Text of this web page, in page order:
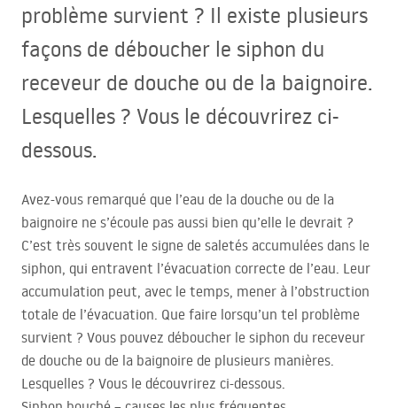
problème survient ? Il existe plusieurs
façons de déboucher le siphon du
receveur de douche ou de la baignoire.
Lesquelles ? Vous le découvrirez ci-
dessous.
Avez-vous remarqué que l’eau de la douche ou de la
baignoire ne s’écoule pas aussi bien qu’elle le devrait ?
C’est très souvent le signe de saletés accumulées dans le
siphon, qui entravent l’évacuation correcte de l’eau. Leur
accumulation peut, avec le temps, mener à l’obstruction
totale de l’évacuation. Que faire lorsqu’un tel problème
survient ? Vous pouvez déboucher le siphon du receveur
de douche ou de la baignoire de plusieurs manières.
Lesquelles ? Vous le découvrirez ci-dessous.